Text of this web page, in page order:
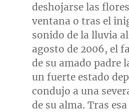
deshojarse las
ventana o tras el
sonido de la lluvia
agosto de 2006, el
de su amado padre
un fuerte estado
condujo a una
de su alma. Tras